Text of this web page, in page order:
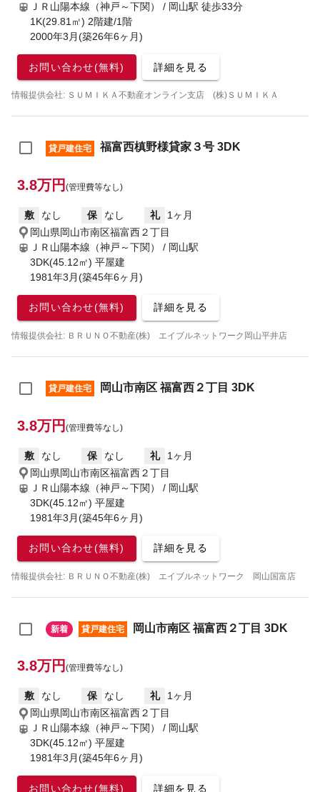
ＪＲ山陽本線（神戸～下関） / 岡山駅 徒歩33分
1K(29.81㎡) 2階建/1階
2000年3月(築26年6ヶ月)
お問い合わせ(無料) 詳細を見る
情報提供会社: ＳＵＭＩＫＡ不動産オンライン支店 (株)ＳＵＭＩＫＡ
貸戸建住宅 福富西槙野様貸家３号 3DK
3.8万円 (管理費等なし)
敷 なし 保 なし 礼
1ヶ月
岡山県岡山市南区福富西２丁目
ＪＲ山陽本線（神戸～下関） / 岡山駅
3DK(45.12㎡) 平屋建
1981年3月(築45年6ヶ月)
お問い合わせ(無料) 詳細を見る
情報提供会社: ＢＲＵＮＯ不動産(株) エイブルネットワーク岡山平井店
貸戸建住宅 岡山市南区 福富西２丁目 3DK
3.8万円 (管理費等なし)
敷 なし 保 なし 礼
1ヶ月
岡山県岡山市南区福富西２丁目
ＪＲ山陽本線（神戸～下関） / 岡山駅
3DK(45.12㎡) 平屋建
1981年3月(築45年6ヶ月)
お問い合わせ(無料) 詳細を見る
情報提供会社: ＢＲＵＮＯ不動産(株) エイブルネットワーク 岡山国富店
新着 貸戸建住宅 岡山市南区 福富西２丁目 3DK
3.8万円 (管理費等なし)
敷 なし 保 なし 礼
1ヶ月
岡山県岡山市南区福富西２丁目
ＪＲ山陽本線（神戸～下関） / 岡山駅
3DK(45.12㎡) 平屋建
1981年3月(築45年6ヶ月)
お問い合わせ(無料) 詳細を見る